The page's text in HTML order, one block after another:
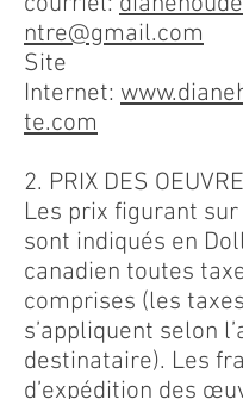
ntre@gmail.com
Site
Internet:
te.com
2. PRIX DES
Les prix figurant
sont indiqués en
canadien toutes
comprises (les taxes
s’appliquent selon
destinataire). Les
d’expédition des